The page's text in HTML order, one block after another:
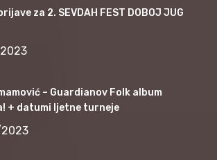
za 2. SEVDAH FEST DOBOJ JUG
– Guardianov Folk album
+ datumi ljetne turneje